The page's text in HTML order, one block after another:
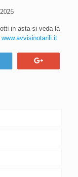
in asta si veda la
www.avvisinotarili.it